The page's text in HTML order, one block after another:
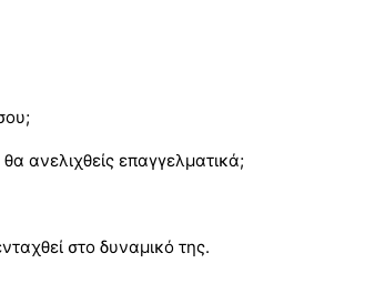
ανελιχθείς επαγγελματικά;
στο δυναμικό της.